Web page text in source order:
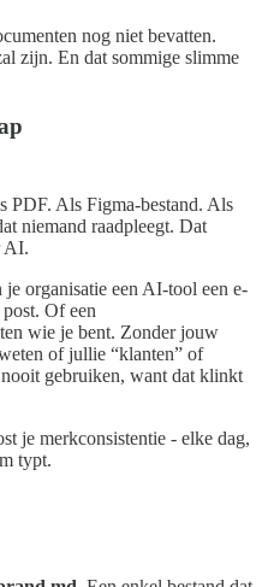
nog niet bevatten.
zijn. En dat sommige slimme
PDF. Als Figma-bestand. Als
niemand raadpleegt. Dat
AI.
organisatie een AI-tool een e-
Of een
wie je bent. Zonder jouw
of jullie “klanten” of
gebruiken, want dat klinkt
je merkconsistentie - elke dag,
typt.